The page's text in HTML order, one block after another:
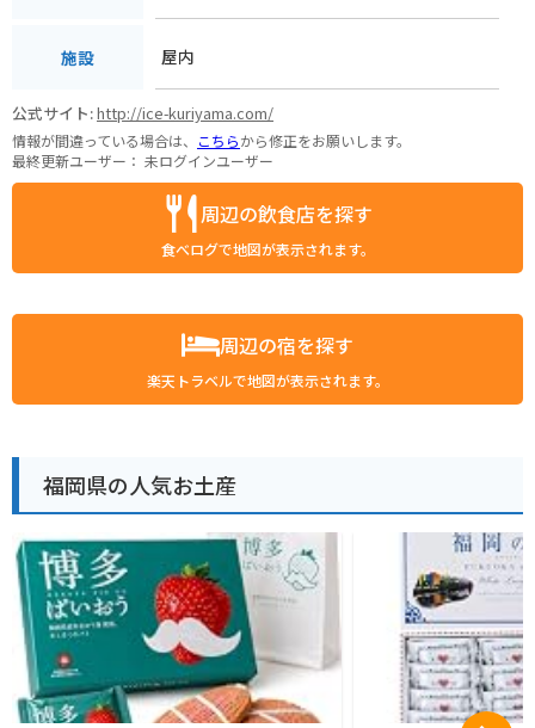
施設 屋内
公式サイト:http://ice-kuriyama.com/
情報が間違っている場合は、 こちらから修正をお願いします。
最終更新ユーザー： 未ログインユーザー
周辺の飲食店を探す
食べログで地図が表示されます。
周辺の宿を探す
楽天トラベルで地図が表示されます。
福岡県の人気お土産